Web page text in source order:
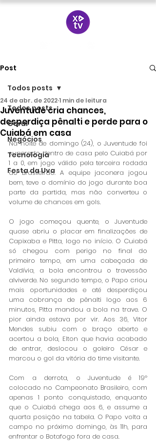
Post
Todos posts
Geral
Negócios
Tecnologia
Festa da Uva
Todos posts
Juventude cria chances,
desperdiça pênalti e perde para o
Cuiabá em casa
24 de abr. de 20221 min de leitura
Na noite de domingo (24), o Juventude foi
superado dentro de casa pelo Cuiabá por
1 a 0, em jogo válido pela terceira rodada
do Brasileirão. A equipe jaconera jogou
bem, teve o domínio do jogo durante boa
parte da partida, mas não converteu o
volume de chances em gols.
O jogo começou quente, o Juventude
quase abriu o placar em finalizações de
Capixaba e Pitta, logo no início. O Cuiabá
só chegou com perigo no final do
primeiro tempo, em uma cabeçada de
Valdívia, a bola encontrou o travessão
alviverde. No segundo tempo, o Papo criou
mais oportunidades e até desperdiçou
uma cobrança de pênalti logo aos 6
minutos, Pitta mandou a bola na trave. O
pior ainda estava por vir. Aos 36, Vitor
Mendes subiu com o braço aberto e
acertou a bola, Elton que havia acabado
de entrar, deslocou o goleiro César e
marcou o gol da vitória do time visitante.
Com a derrota, o Juventude é 19º
colocado no Campeonato Brasileiro, com
apenas 1 ponto conquistado, enquanto
que o Cuiabá chega aos 6, e assume a
quarta posição na tabela. O Papo volta a
campo no próximo domingo, às 11h, para
enfrentar o Botafogo fora de casa.